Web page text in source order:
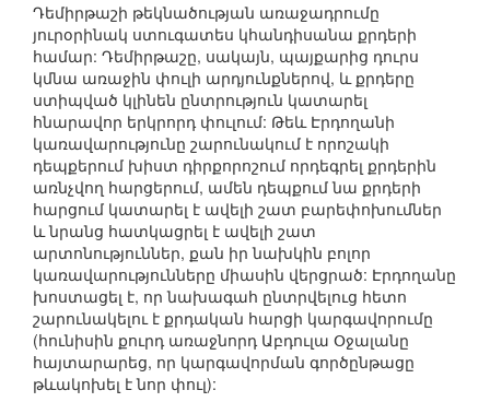
Դեմիրթաշի թեկնածության առաջադրումը
յուրօրինակ ստուգատես կհանդիսանա քրդերի
համար: Դեմիրթաշը, սակայն, պայքարից դուրս
կմնա առաջին փուլի արդյունքներով, և քրդերը
ստիպված կլինեն ընտրություն կատարել
հնարավոր երկրորդ փուլում: Թեև Էրդողանի
կառավարությունը շարունակում է որոշակի
դեպքերում խիստ դիրքորոշում որդեգրել քրդերին
առնչվող հարցերում, ամեն դեպքում նա քրդերի
հարցում կատարել է ավելի շատ բարեփոխումներ
և նրանց հատկացրել է ավելի շատ
արտոնություններ, քան իր նախկին բոլոր
կառավարությունները միասին վերցրած: Էրդողանը
խոստացել է, որ նախագահ ընտրվելուց հետո
շարունակելու է քրդական հարցի կարգավորումը
(հունիսին քուրդ առաջնորդ Աբդուլա Օջալանը
հայտարարեց, որ կարգավորման գործընթացը
թևակոխել է նոր փուլ):